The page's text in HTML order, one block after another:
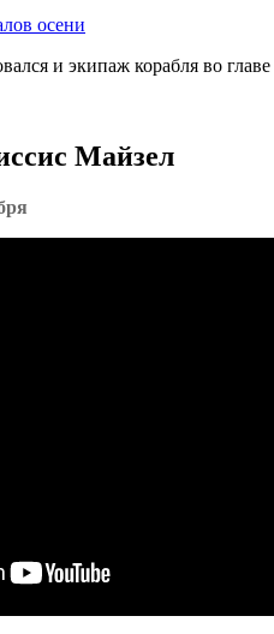
осени
и экипаж корабля во
Майзел